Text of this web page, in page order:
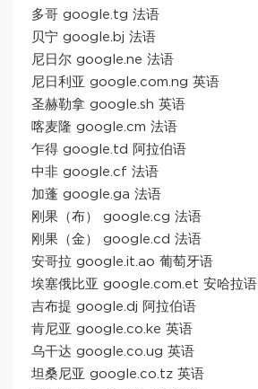
多哥 google.tg 法语
贝宁 google.bj 法语
尼日尔 google.ne 法语
尼日利亚 google.com.ng 英语
圣赫勒拿 google.sh 英语
喀麦隆 google.cm 法语
乍得 google.td 阿拉伯语
中非 google.cf 法语
加蓬 google.ga 法语
刚果（布） google.cg 法语
刚果（金） google.cd 法语
安哥拉 google.it.ao 葡萄牙语
埃塞俄比亚 google.com.et 安哈拉语
吉布提 google.dj 阿拉伯语
肯尼亚 google.co.ke 英语
乌干达 google.co.ug 英语
坦桑尼亚 google.co.tz 英语